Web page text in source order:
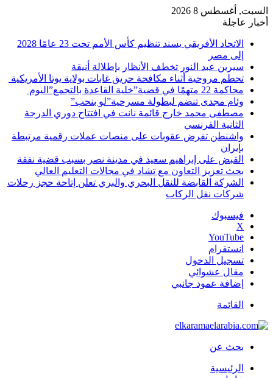
السبت, أغسطس 8 2026
أخبار عاجلة
الاتحاد الأفريقي يسند تنظيم كأس الأمم تحت 23 عامًا 2028
إلى مصر
سيرين عبد النور تخطف الأنظار بإطلالة أنيقة
تحطم مروحية أثناء مكافحة حريق غابات بولاية يوتا الأمريكية
محاكمة 22 متهمًا في قضية”خلية القاعدة بالتجمع”اليوم
وئام مجدى تنضم لبطولة مسرحية”لو بنحب”
مصطفى محمد خارج قائمة نانت في افتتاح دوري الدرجة
الثانية الفرنسي
واشنطن تفرض عقوبات على منصات عملات رقمية مرتبطة
بإيران
القبض على إبراهيم سعيد في مدينة نصر بسبب قضية نفقة
بحث تعزيز التعاون مع تشاد في مجالات التعليم العالي
الشركة القابضة للنقل البحري والبري تعلن إتاحة حجز رحلات
شركات نقل الركاب
فيسبوك
‫X
‫YouTube
انستقرام
تسجيل الدخول
مقال عشوائي
إضافة عمود جانبي
القائمة
بحث عن
الرئيسية